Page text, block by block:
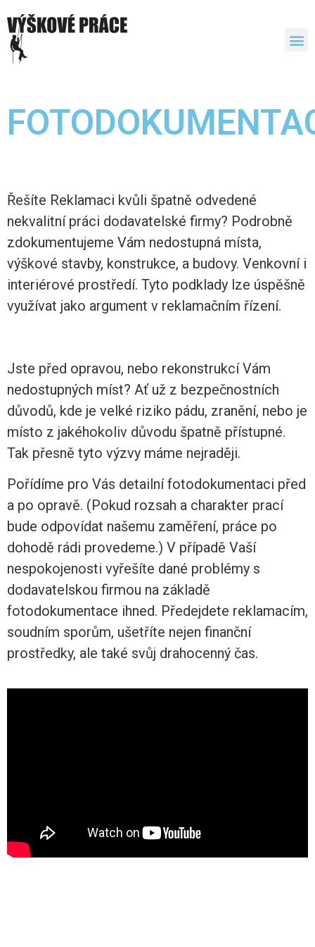
Řešíte Reklamaci kvůli špatně odvedené
nekvalitní práci dodavatelské firmy? Podrobně
zdokumentujeme Vám nedostupná místa,
výškové stavby, konstrukce, a budovy. Venkovní i
interiérové prostředí. Tyto podklady lze úspěšně
využívat jako argument v reklamačním řízení.
Jste před opravou, nebo rekonstrukcí Vám
nedostupných míst? Ať už z bezpečnostních
důvodů, kde je velké riziko pádu, zranění, nebo je
místo z jakéhokoliv důvodu špatně přístupné.
Tak přesně tyto výzvy máme nejraději.
Pořídíme pro Vás detailní fotodokumentaci před
a po opravě. (Pokud rozsah a charakter prací
bude odpovídat našemu zaměření, práce po
dohodě rádi provedeme.) V případě Vaší
nespokojenosti vyřešíte dané problémy s
dodavatelskou firmou na základě
fotodokumentace ihned. Předejdete reklamacím,
soudním sporům, ušetříte nejen finanční
prostředky, ale také svůj drahocenný čas.